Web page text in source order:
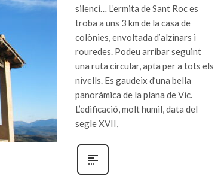
silenci… L’ermita de Sant Roc es
troba a uns 3 km de la casa de
colònies, envoltada d’alzinars i
rouredes. Podeu arribar seguint
una ruta circular, apta per a tots els
nivells. Es gaudeix d’una bella
panoràmica de la plana de Vic.
L’edificació, molt humil, data del
segle XVII,